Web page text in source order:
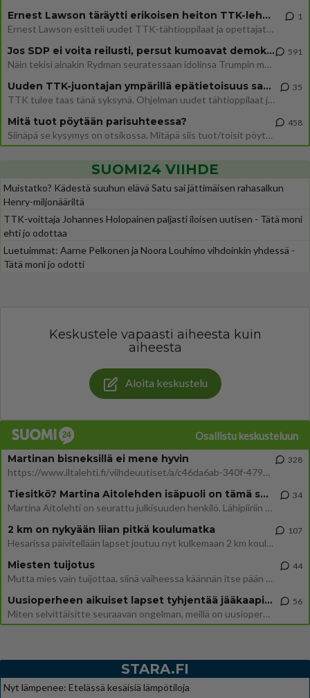
Ernest Lawson täräytti erikoisen heiton TTK-lehdistötilaisuudessa: " Onko tässä tarkoituksena...?"
Ernest Lawson esitteli uudet TTK-tähtioppilaat ja opettajat torstaina 6.8. lehdistölle. Tulevalla kaudella on yksi hausk
1
Jos SDP ei voita reilusti, persut kumoavat demokratian Suomesta
Näin tekisi ainakin Rydman seuratessaan idolinsa Trumpin mallia https://www.is.fi/politiikka/art-2000012187244.html
591
Uuden TTK-juontajan ympärillä epätietoisuus sakenee - Nyt MTV hämmentää soppaa
TTK tulee taas tänä syksynä. Ohjelman uudet tähtioppilaat julkistetaan torstaina 6. elokuuta klo 14 alkavassa lehdistö
35
Mitä tuot pöytään parisuhteessa?
Siinäpä se kysymys on otsikossa. Mitäpä siis tuot/toisit pöytään parisuhteessa? Oletko mies vai nainen? Koetko sen mitä
458
SUOMI24 VIIHDE
Muistatko? Kädestä suuhun elävä Satu sai jättimäisen rahasalkun
Henry-miljonääriltä
TTK-voittaja Johannes Holopainen paljasti iloisen uutisen - Tätä moni
ehti jo odottaa
Luetuimmat: Aarne Pelkonen ja Noora Louhimo vihdoinkin yhdessä -
Tätä moni jo odotti
Keskustele vapaasti aiheesta kuin
aiheesta
Aloita keskustelu
Osallistu keskusteluun
Martinan bisneksillä ei mene hyvin
https://www.iltalehti.fi/viihdeuutiset/a/c46da6ab-340f-4790-aaa7-0865eed2336 Yrityksen konkurssihakemus on tullut kärä
328
Tiesitkö? Martina Aitolehden isäpuoli on tämä suosittu laulaja
Martina Aitolehti on seurattu julkisuuden henkilö. Lähipiiriin mahtuu muitakin tunnettuja henkilöitä. Tiesitkö, että Ma
34
2 km on nykyään liian pitkä koulumatka
Hesarissa päivitellään lapset joutuu nyt kulkemaan 2 km kouluun jösses. Ruostefillarilla tuo matka menee vaikka miten äk
107
Miesten tuijotus
Mutta mies vain tuijottaa, siinä vaiheessa käännän itse pään pois. Mikä juttu? Yleensä jos joku tuijottaa tai katsoo, hä
44
Uusioperheen aikuiset lapset tyhjentää jääkaapin käydessään
Miten selvittäisitte seuraavan ongelman, meillä on uusioperhe, minulla teini-ikäiset lapset ja puolisolla aikuiset, jotk
56
STARA.FI
Nyt lämpenee: Etelässä kesäisiä lämpötiloja